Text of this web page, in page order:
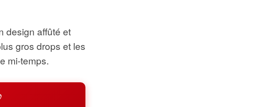
design affûté et
gros drops et les
mi-temps.